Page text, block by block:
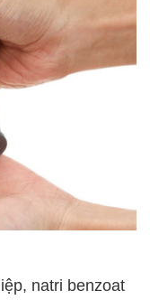
natri benzoat